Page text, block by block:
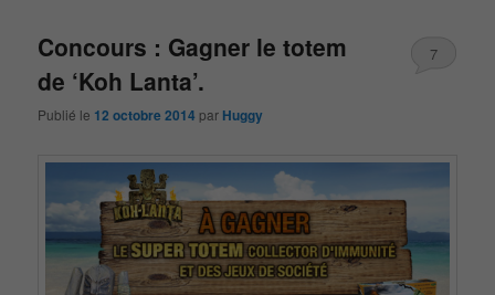
Concours : Gagner le totem
de ‘Koh Lanta’.
Publié le 12 octobre 2014 par Huggy
7